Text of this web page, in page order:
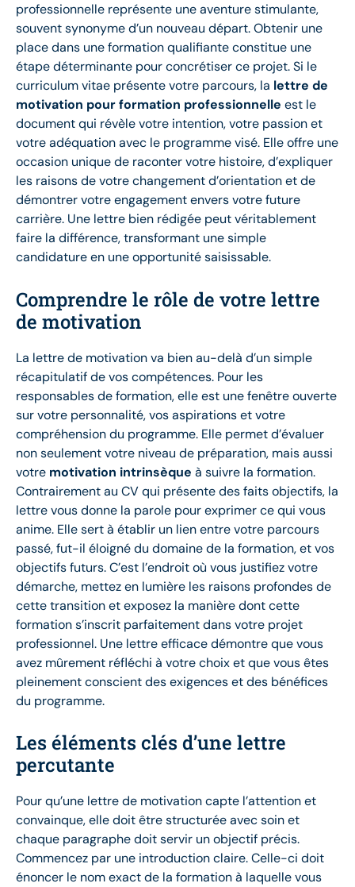
professionnelle représente une aventure stimulante,
souvent synonyme d’un nouveau départ. Obtenir une
place dans une formation qualifiante constitue une
étape déterminante pour concrétiser ce projet. Si le
curriculum vitae présente votre parcours, la lettre de
motivation pour formation professionnelle est le
document qui révèle votre intention, votre passion et
votre adéquation avec le programme visé. Elle offre une
occasion unique de raconter votre histoire, d’expliquer
les raisons de votre changement d’orientation et de
démontrer votre engagement envers votre future
carrière. Une lettre bien rédigée peut véritablement
faire la différence, transformant une simple
candidature en une opportunité saisissable.
Comprendre le rôle de votre lettre
de motivation
La lettre de motivation va bien au-delà d’un simple
récapitulatif de vos compétences. Pour les
responsables de formation, elle est une fenêtre ouverte
sur votre personnalité, vos aspirations et votre
compréhension du programme. Elle permet d’évaluer
non seulement votre niveau de préparation, mais aussi
votre motivation intrinsèque à suivre la formation.
Contrairement au CV qui présente des faits objectifs, la
lettre vous donne la parole pour exprimer ce qui vous
anime. Elle sert à établir un lien entre votre parcours
passé, fut-il éloigné du domaine de la formation, et vos
objectifs futurs. C’est l’endroit où vous justifiez votre
démarche, mettez en lumière les raisons profondes de
cette transition et exposez la manière dont cette
formation s’inscrit parfaitement dans votre projet
professionnel. Une lettre efficace démontre que vous
avez mûrement réfléchi à votre choix et que vous êtes
pleinement conscient des exigences et des bénéfices
du programme.
Les éléments clés d’une lettre
percutante
Pour qu’une lettre de motivation capte l’attention et
convainque, elle doit être structurée avec soin et
chaque paragraphe doit servir un objectif précis.
Commencez par une introduction claire. Celle-ci doit
énoncer le nom exact de la formation à laquelle vous